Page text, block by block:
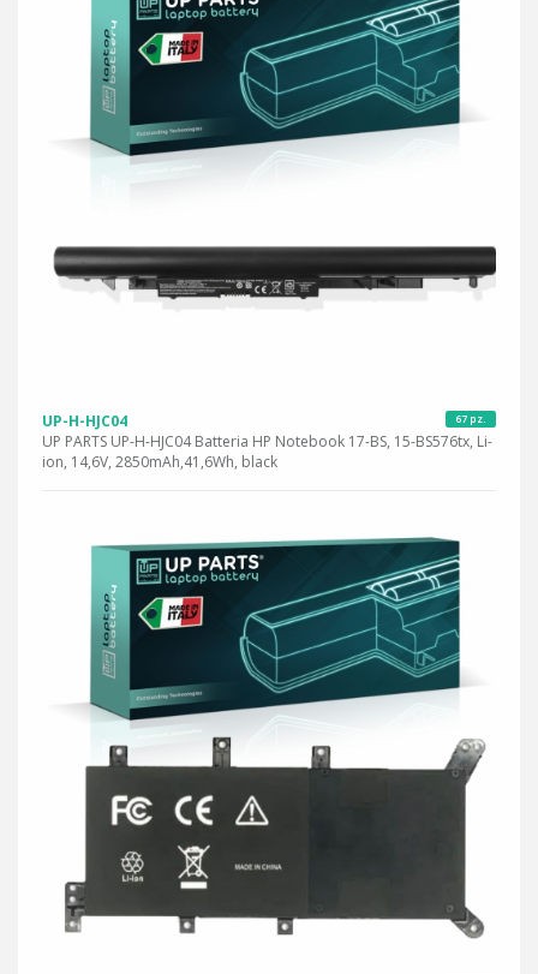
67 pz.
UP-H-HJC04
UP PARTS UP-H-HJC04 Batteria HP Notebook 17-BS, 15-BS576tx, Li-
ion, 14,6V, 2850mAh,41,6Wh, black